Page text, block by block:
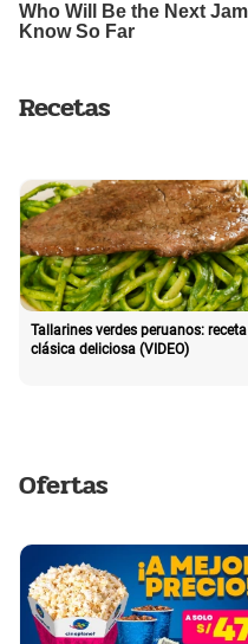
Recetas
Tallarines verdes peruanos: receta
clásica deliciosa (VIDEO)
Ofertas